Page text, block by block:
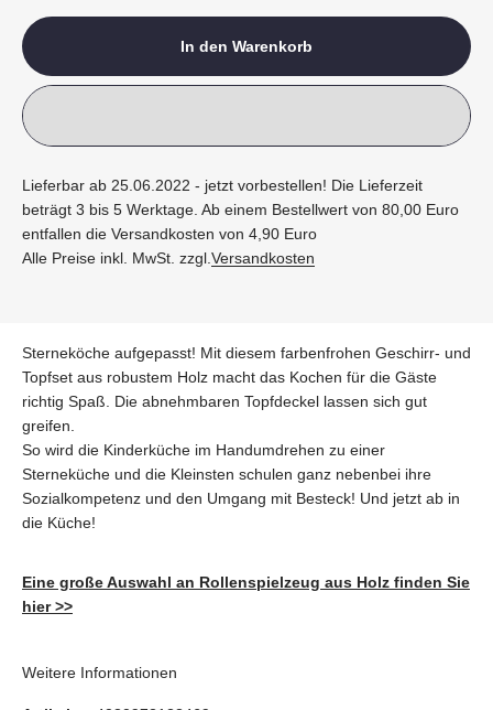
In den Warenkorb
Lieferbar ab 25.06.2022 - jetzt vorbestellen! Die Lieferzeit
beträgt 3 bis 5 Werktage. Ab einem Bestellwert von 80,00 Euro
entfallen die Versandkosten von 4,90 Euro
Alle Preise inkl. MwSt. zzgl.Versandkosten
Sterneköche aufgepasst! Mit diesem farbenfrohen Geschirr- und
Topfset aus robustem Holz macht das Kochen für die Gäste
richtig Spaß. Die abnehmbaren Topfdeckel lassen sich gut
greifen.
So wird die Kinderküche im Handumdrehen zu einer
Sterneküche und die Kleinsten schulen ganz nebenbei ihre
Sozialkompetenz und den Umgang mit Besteck! Und jetzt ab in
die Küche!
Eine große Auswahl an Rollenspielzeug aus Holz finden Sie
hier >>
Weitere Informationen